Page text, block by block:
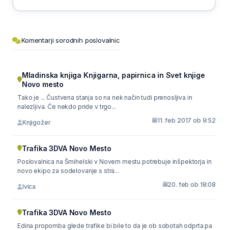
Komentarji sorodnih poslovalnic
Mladinska knjiga Knjigarna, papirnica in Svet knjige
Novo mesto
Tako je ... Čustvena stanja so na nek način tudi prenosljiva in
nalezljiva. Če nekdo pride v trgo...
Knjigožer 11. feb 2017 ob 9:52
Trafika 3DVA Novo Mesto
Poslovalnica na Šmihelski v Novem mestu potrebuje inšpektorja in
novo ekipo za sodelovanje s stra...
Ivica 20. feb ob 18:08
Trafika 3DVA Novo Mesto
Edina propomba glede trafike bi bile to da je ob sobotah odprta pa